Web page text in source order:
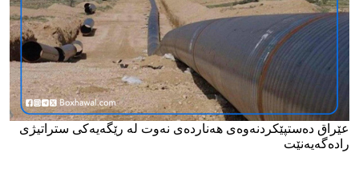
عێراق ده‌ستپێكردنه‌وه‌ی هه‌نارده‌ی نه‌وت له‌ رێگه‌یه‌كی ستراتیژی
راده‌گه‌یه‌نێت